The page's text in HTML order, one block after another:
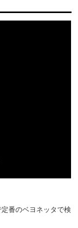
番のベヨネッタで検